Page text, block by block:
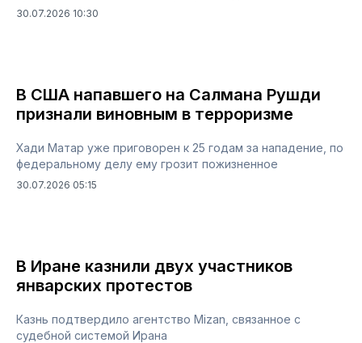
30.07.2026 10:30
В США напавшего на Салмана Рушди
признали виновным в терроризме
Хади Матар уже приговорен к 25 годам за нападение, по
федеральному делу ему грозит пожизненное
30.07.2026 05:15
В Иране казнили двух участников
январских протестов
Казнь подтвердило агентство Mizan, связанное с
судебной системой Ирана